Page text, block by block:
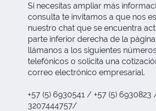
Si necesitas ampliar más
consulta te invitamos a que nos
nuestro chat que se encuentra
parte inferior derecha de la
llámanos a los siguientes
telefónicos o solicita una
correo electrónico empresarial.
+57 (5) 6930541 / +57 (5) 6930823
3207444757/